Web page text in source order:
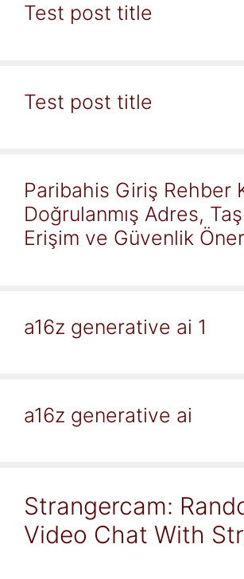
Test post title
Test post title
Paribahis Giriş Rehber
Doğrulanmış Adres,
Erişim ve Güvenlik
a16z generative ai 1
a16z generative ai
Strangercam:
Video Chat With